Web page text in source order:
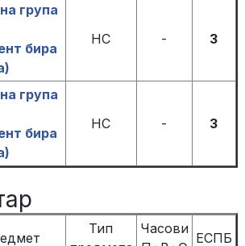
група
бира
НС - 3
група
бира
НС - 3
Тип
Часови
ЕСПБ